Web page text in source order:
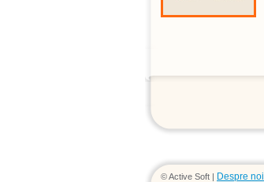
© Active Soft | Despre noi